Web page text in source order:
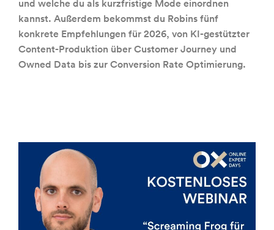
und welche du als kurzfristige Mode einordnen
kannst. Außerdem bekommst du Robins fünf
konkrete Empfehlungen für 2026, von KI-gestützter
Content-Produktion über Customer Journey und
Owned Data bis zur Conversion Rate Optimierung.